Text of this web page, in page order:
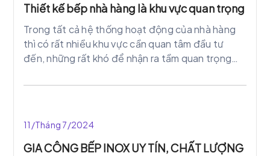
Thiết kế bếp nhà hàng là khu vực quan trọng
Trong tất cả hệ thống hoạt động của nhà hàng
thì có rất nhiều khu vực cần quan tâm đầu tư
đến, những rất khó để nhận ra tầm quan trọng
đến khi chính thức đưa vào hoạt động phục vụ
11/Tháng 7/2024
GIA CÔNG BẾP INOX UY TÍN, CHẤT LƯỢNG